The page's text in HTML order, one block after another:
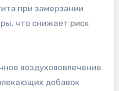
при замерзании
что снижает риск
воздухововлечение.
добавок